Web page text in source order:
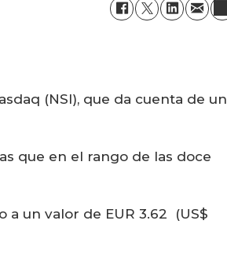
(NSI), que da cuenta de un
que en el rango de las doce
a un valor de EUR 3.62 (US$